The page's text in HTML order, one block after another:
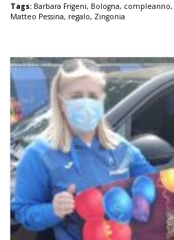
Tags: Barbara Frigeni, Bologna, compleanno,
Matteo Pessina, regalo, Zingonia